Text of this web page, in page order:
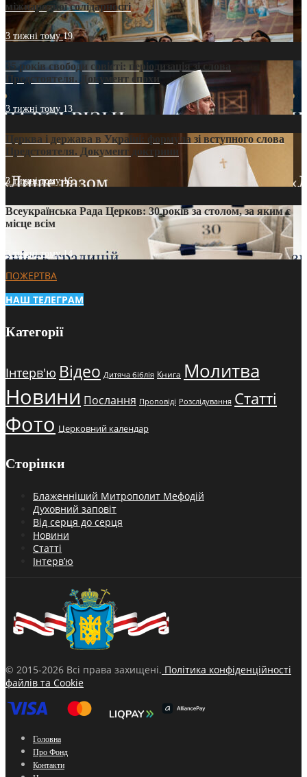
міжнародної солідарності
3 тижні тому19
35 років свободи совісті: періодизація зі слова
Предстоятеля. Документ епохи
3 тижні тому 13
Церква і держава в Україні: формула зі вступного слова
Предстоятеля. Документ доктрини
3 тижні тому16
Всеукраїнська Рада Церков: 30 років за столом, за яким є
місце всім
3 тижні тому14
ПОЖЕРТВА
НАШ ТЕЛЕГРАМ
Категорії
Інтерв'ю Відео Дитяча біблія Книга Молитва
Новини Послання Проповіді Розслідування Статті
Фото Церковний календар
Сторінки
Блаженніший Митрополит Мефодій
Духовний заповіт
Від серця до серця
Новини
Статті
Інтерв’ю
© 2015-2026 Всі права захищені. Політика конфіденційності
файлів та Cookie
Головна
Про Фонд
Контакти